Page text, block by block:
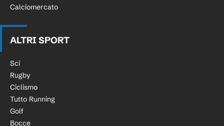
Calciomercato
ALTRI SPORT
Sci
Rugby
Ciclismo
Tutto Running
Golf
Bocce